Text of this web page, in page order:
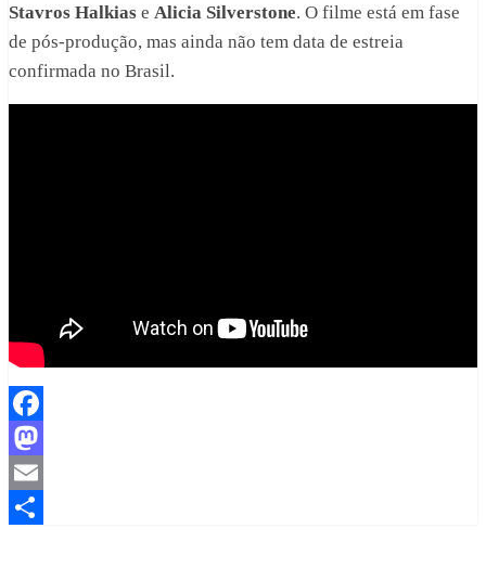
Stavros Halkias e Alicia Silverstone. O filme está em fase
de pós-produção, mas ainda não tem data de estreia
confirmada no Brasil.
Facebook
Mastodon
Email